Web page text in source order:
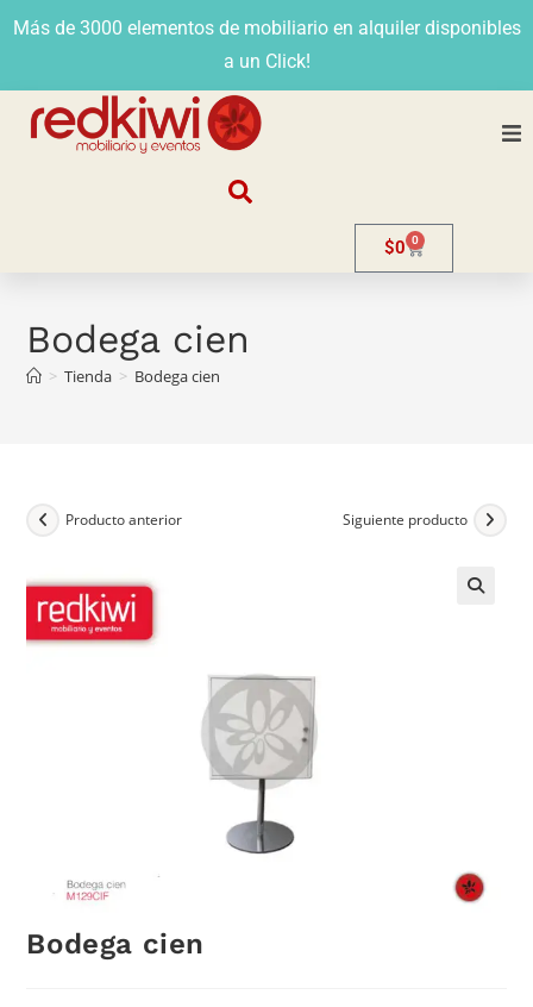
Más de 3000 elementos de mobiliario en alquiler disponibles
a un Click!
Contacto
$0 0
Bodega cien
> Tienda > Bodega cien
Producto anterior Siguiente producto
Bodega cien